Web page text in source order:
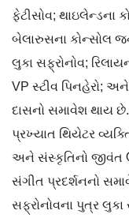
ફેટીસોવ; થાઇલેન્ડના
બેલારુસના કોન્સોલ
લુકા સફ્રોનોવ;
VP સ્ટીવ પિનહેરો;
દાસનો સમાવેશ થાય
પ્રખ્યાત થિયેટર
અને સંસ્કૃતિનો જીવંત
સંગીત પ્રદર્શનનો
સફ્રોનોવના પુત્ર લુકા